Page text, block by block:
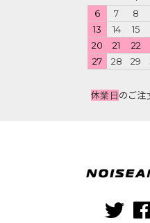
6
7 8
13
14 15
20
21 22
27
28 29
休業日のご注